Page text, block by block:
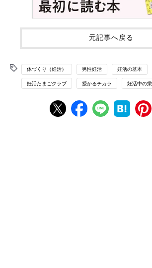
元記事へ戻る
体づくり（妊活） 男性妊活 妊活の基本
妊活たまごクラブ 授かるチカラ 妊活中の